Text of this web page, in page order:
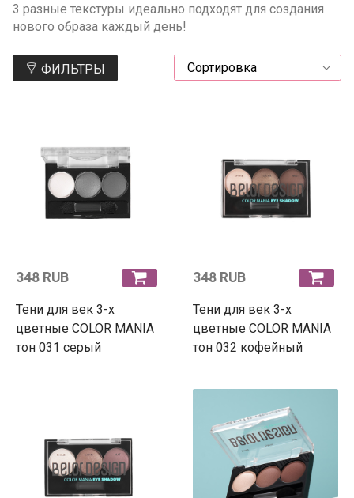
3 разные текстуры идеально подходят для создания
нового образа каждый день!
ФИЛЬТРЫ
348 RUB
Тени для век 3-х
цветные COLOR MANIA
тон 031 серый
348 RUB
Тени для век 3-х
цветные COLOR MANIA
тон 032 кофейный